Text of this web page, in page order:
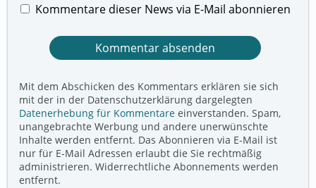
Kommentare dieser News via E-Mail abonnieren
Mit dem Abschicken des Kommentars erklären sie sich
mit der in der Datenschutzerklärung dargelegten
Datenerhebung für Kommentare einverstanden. Spam,
unangebrachte Werbung und andere unerwünschte
Inhalte werden entfernt. Das Abonnieren via E-Mail ist
nur für E-Mail Adressen erlaubt die Sie rechtmäßig
administrieren. Widerrechtliche Abonnements werden
entfernt.